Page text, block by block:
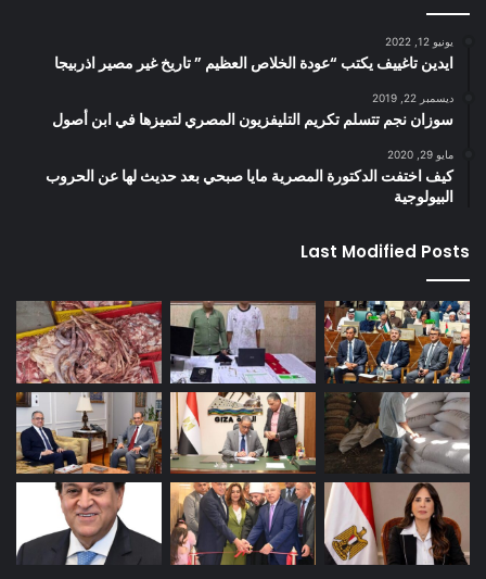
يونيو 12, 2022
ايدين تاغييف يكتب “عودة الخلاص العظيم ” تاريخ غير مصير اذربيجا
ديسمبر 22, 2019
سوزان نجم تتسلم تكريم التليفزيون المصري لتميزها في ابن أصول
مايو 29, 2020
كيف اختفت الدكتورة المصرية مايا صبحي بعد حديث لها عن الحروب
البيولوجية
Last Modified Posts